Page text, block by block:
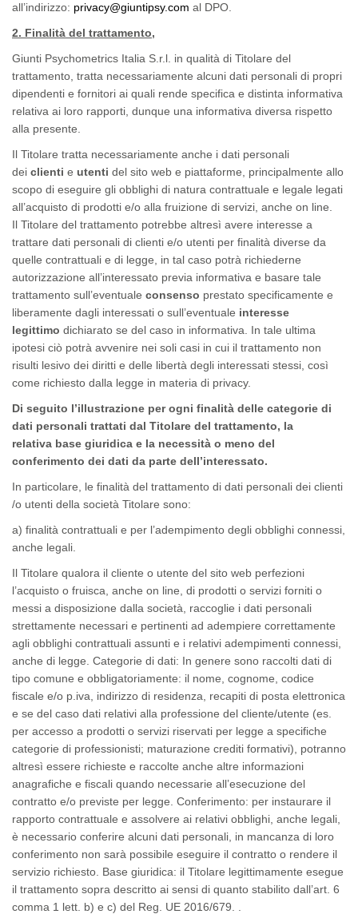
all’indirizzo: privacy@giuntipsy.com al DPO.
2. Finalità del trattamento,
Giunti Psychometrics Italia S.r.l. in qualità di Titolare del
trattamento , tratta necessariamente alcuni dati personali di propri
dipendenti e fornitori ai quali rende specifica e distinta informativa
relativa ai loro rapporti, dunque una informativa diversa rispetto
alla presente.
Il Titolare tratta necessariamente anche i dati personali
dei clienti e utenti del sito web e piattaforme, principalmente allo
scopo di eseguire gli obblighi di natura contrattuale e legale legati
all’acquisto di prodotti e/o alla fruizione di servizi, anche on line
Il Titolare del trattamento potrebbe altresì avere interesse a
trattare dati personali di clienti e/o utenti per finalità diverse da
quelle contrattuali e di legge, in tal caso potrà richiederne
autorizzazione all’interessato previa informativa e basare tale
trattamento sull’eventuale consenso prestato specificamente e
liberamente dagli interessati o sull’eventuale interesse
legittimo dichiarato se del caso in informativa. In tale ultima
ipotesi ciò potrà avvenire nei soli casi in cui il trattamento non
risulti lesivo dei diritti e delle libertà degli interessati stessi, così
come richiesto dalla legge in materia di privacy.
Di seguito l’illustrazione per ogni finalità delle categorie di
dati personali trattati dal Titolare del trattamento, la
relativa base giuridica e la necessità o meno del
conferimento dei dati da parte dell’interessato.
In particolare, le finalità del trattamento di dati personali dei clienti
/o utenti della società Titolare sono:
a) finalità contrattuali e per l’adempimento degli obblighi connessi,
anche legali.
Il Titolare qualora il cliente o utente del sito web perfezioni
l’acquisto o fruisca, anche on line , di prodotti o servizi forniti o
messi a disposizione dalla società, raccoglie i dati personali
strettamente necessari e pertinenti ad adempiere correttamente
agli obblighi contrattuali assunti e i relativi adempimenti connessi,
anche di legge. Categorie di dati: In genere sono raccolti dati di
tipo comune e obbligatoriamente: il nome, cognome, codice
fiscale e/o p.iva, indirizzo di residenza, recapiti di posta elettronica
e se del caso dati relativi alla professione del cliente/utente (es.
per accesso a prodotti o servizi riservati per legge a specifiche
categorie di professionisti; maturazione crediti formativi), potranno
altresì essere richieste e raccolte anche altre informazioni
anagrafiche e fiscali quando necessarie all’esecuzione del
contratto e/o previste per legge . Conferimento: per instaurare il
rapporto contrattuale e assolvere ai relativi obblighi, anche legali,
è necessario conferire alcuni dati personali, in mancanza di loro
conferimento non sarà possibile eseguire il contratto o rendere il
servizio richiesto. Base giuridica: il Titolare legittimamente esegue
il trattamento sopra descritto ai sensi di quanto stabilito dall’art. 6
comma 1 lett. b) e c) del Reg. UE 2016/679. .